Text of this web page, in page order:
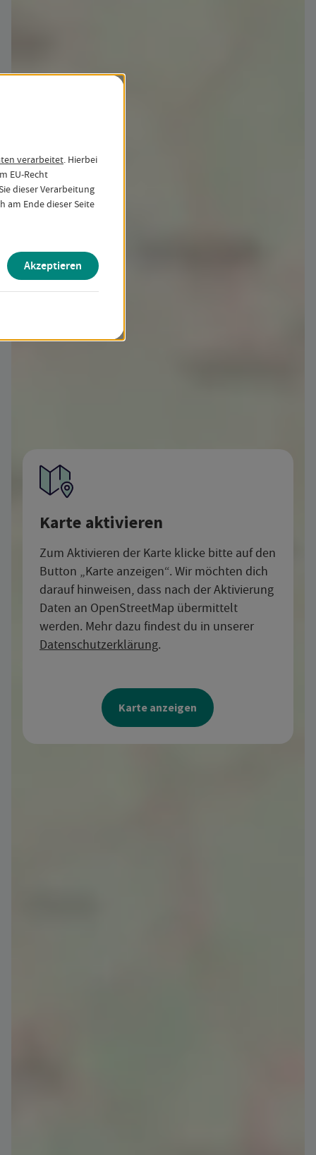
verarbeitet. Hierbei
EU-Recht
dieser Verarbeitung
am Ende dieser Seite
Akzeptieren
Karte aktivieren
Zum Aktivieren der Karte klicke bitte auf den
Button „Karte anzeigen“. Wir möchten dich
darauf hinweisen, dass nach der Aktivierung
Daten an OpenStreetMap übermittelt
werden. Mehr dazu findest du in unserer
Datenschutzerklärung.
Karte anzeigen